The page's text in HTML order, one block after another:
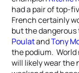
had a pair of top-
French certainly
but the dangerous
PoulatandTony
the podium. World
will likely wear the